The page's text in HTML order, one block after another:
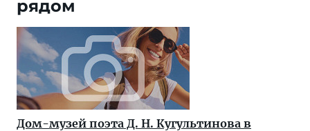
рядом
Дом-музей поэта Д. Н. Кугультинова в